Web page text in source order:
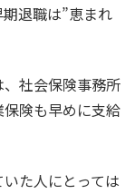
退職は”恵まれ
社会保険事務所
険も早めに支給
た人にとっては